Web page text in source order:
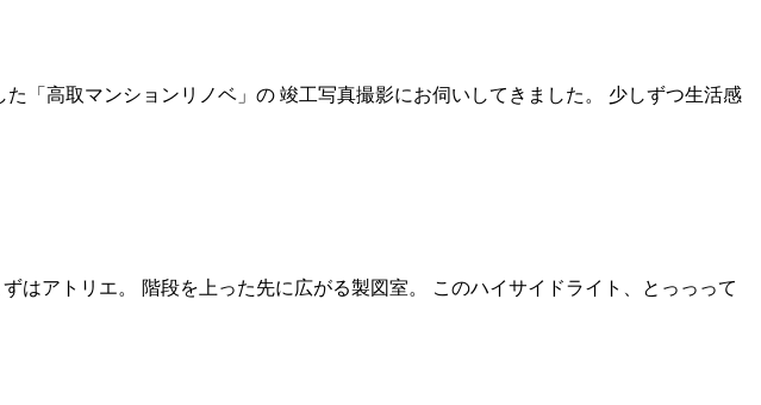
「高取マンションリノベ」の 竣工写真撮影にお伺いしてきました。 少しずつ生活感
はアトリエ。 階段を上った先に広がる製図室。 このハイサイドライト、とっっって